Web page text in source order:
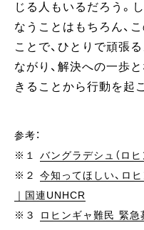
じる人もいるだろう。
なうことはもちろん、
ことで、ひとりで頑張
ながり、解決への一歩
きることから行動を起
参考：
※１ バングラデシュ（ロ
※２ 今知ってほしい、ロ
｜国連UNHCR
※３
ロヒンギャ難民 緊